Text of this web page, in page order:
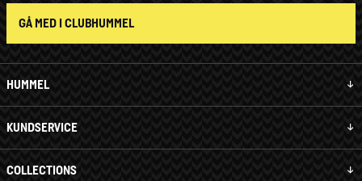
HUMMEL
KUNDSERVICE
COLLECTIONS
GÅ MED I CLUBHUMMEL